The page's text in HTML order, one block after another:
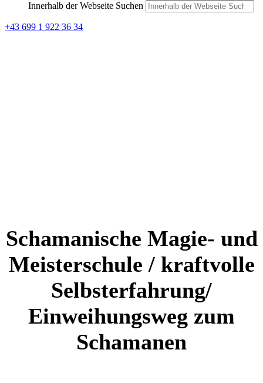
Innerhalb der Webseite Suchen
+43 699 1 922 36 34
Schamanische Magie- und
Meisterschule / kraftvolle
Selbsterfahrung/
Einweihungsweg zum
Schamanen